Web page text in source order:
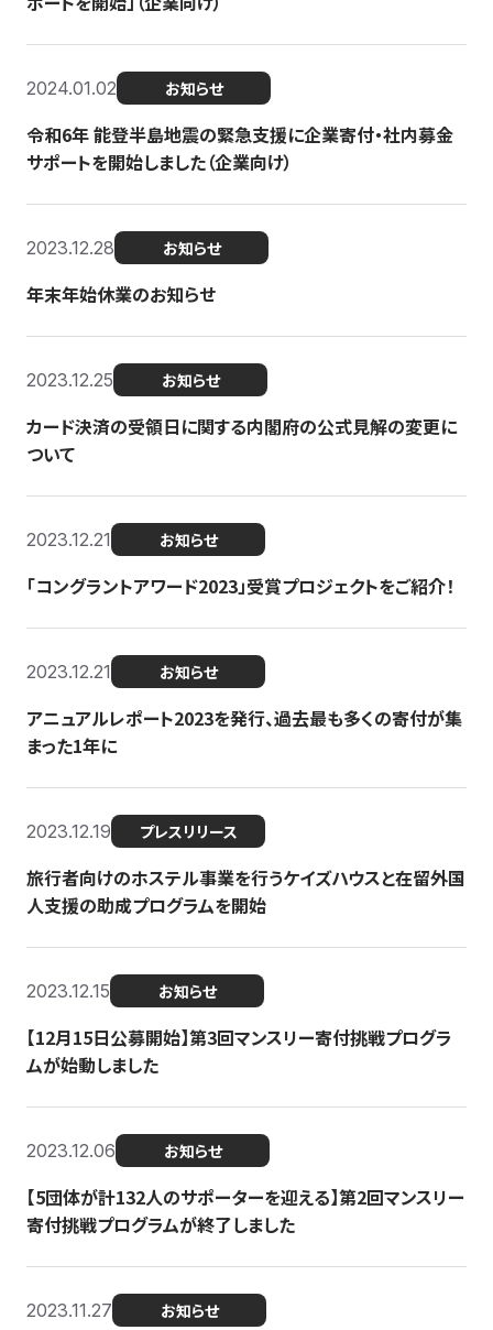
2024.01.02 お知らせ
令和6年 能登半島地震の緊急支援に企業寄付・社内募金
サポートを開始しました（企業向け）
2023.12.28 お知らせ
年末年始休業のお知らせ
2023.12.25 お知らせ
カード決済の受領日に関する内閣府の公式見解の変更に
ついて
2023.12.21 お知らせ
「コングラントアワード2023」受賞プロジェクトをご紹介！
2023.12.21 お知らせ
アニュアルレポート2023を発行、過去最も多くの寄付が集
まった1年に
2023.12.19 プレスリリース
旅行者向けのホステル事業を行うケイズハウスと在留外国
人支援の助成プログラムを開始
2023.12.15 お知らせ
【12月15日公募開始】第3回マンスリー寄付挑戦プログラ
ムが始動しました
2023.12.06 お知らせ
【5団体が計132人のサポーターを迎える】第2回マンスリー
寄付挑戦プログラムが終了しました
2023.11.27 お知らせ